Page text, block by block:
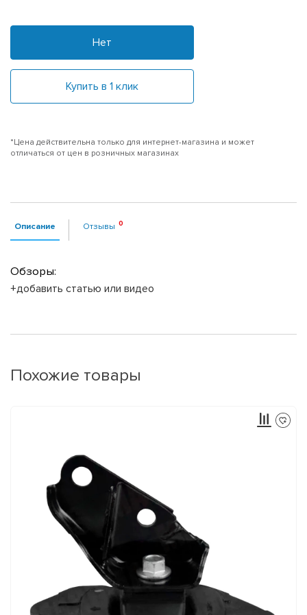
Нет
Купить в 1 клик
*Цена действительна только для интернет-магазина и может
отличаться от цен в розничных магазинах
Описание Отзывы
Обзоры:
+добавить статью или видео
Похожие товары